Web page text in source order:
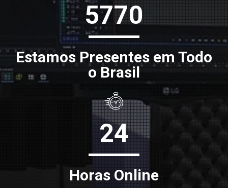
5770
Estamos Presentes em Todo
o Brasil
24
Horas Online